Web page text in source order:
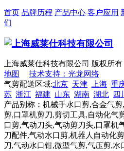
首页 品牌历程 产品中心 客户应用
们
上海威莱仕科技有限公司 版权所有
地图
技术支持：光龙网络
气剪配送区域:北京 天津 上海 重
苏 浙江 福建 山东 湖南 湖北 四川
产品别称：机械手水口剪,合金气
剪,口罩机剪刀,剪切工具,自动化气
口剪,气动刀头,气动剪刀头,口罩机
刀配件,气动水口剪,机器人自动化
刀,气动水口钳,微型气剪,气压剪,